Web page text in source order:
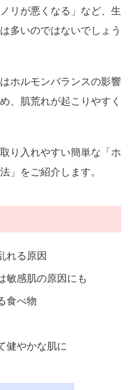
リが悪くなる」など、生
多いのではないでしょう
ホルモンバランスの影響
、肌荒れが起こりやすく
り入れやすい簡単な「ホ
」をご紹介します。
れる原因
敏感肌の原因にも
食べ物
健やかな肌に